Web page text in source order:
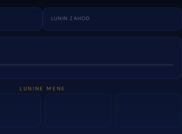
LUNIN ZAHOD
LUNINE MENE